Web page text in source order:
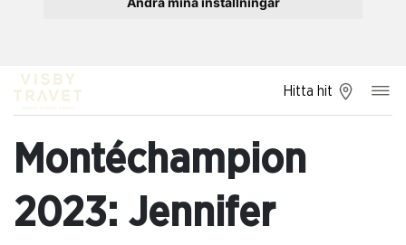
Hitta hit
Montéchampion
2023: Jennifer